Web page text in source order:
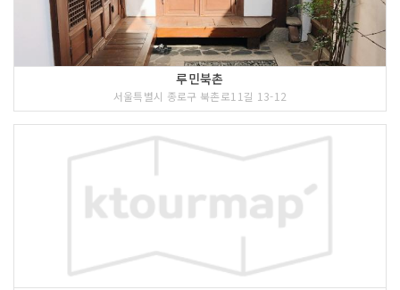
루민북촌
서울특별시 종로구 북촌로11길 13-12